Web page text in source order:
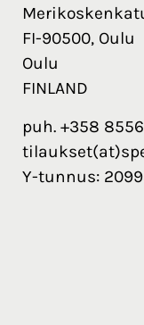
FI-90500, Oulu
Oulu
FINLAND
puh. +358
Y-tunnus: